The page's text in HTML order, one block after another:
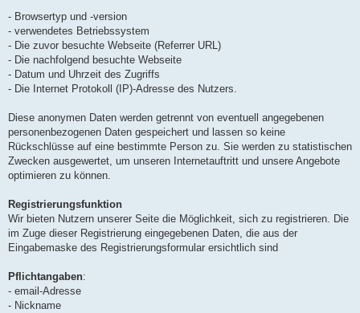
- Browsertyp und -version
- verwendetes Betriebssystem
- Die zuvor besuchte Webseite (Referrer URL)
- Die nachfolgend besuchte Webseite
- Datum und Uhrzeit des Zugriffs
- Die Internet Protokoll (IP)-Adresse des Nutzers.
Diese anonymen Daten werden getrennt von eventuell angegebenen
personenbezogenen Daten gespeichert und lassen so keine
Rückschlüsse auf eine bestimmte Person zu. Sie werden zu statistischen
Zwecken ausgewertet, um unseren Internetauftritt und unsere Angebote
optimieren zu können.
Registrierungsfunktion
Wir bieten Nutzern unserer Seite die Möglichkeit, sich zu registrieren. Die
im Zuge dieser Registrierung eingegebenen Daten, die aus der
Eingabemaske des Registrierungsformular ersichtlich sind
Pflichtangaben:
- email-Adresse
- Nickname